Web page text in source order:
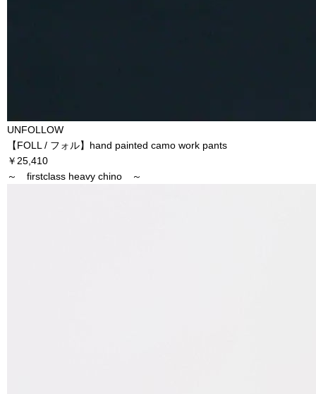
UNFOLLOW
【FOLL / フォル】hand painted camo work pants
￥25,410
～ firstclass heavy chino ～